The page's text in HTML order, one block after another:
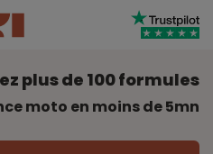
plus de 100 formules
moto en moins de 5mn